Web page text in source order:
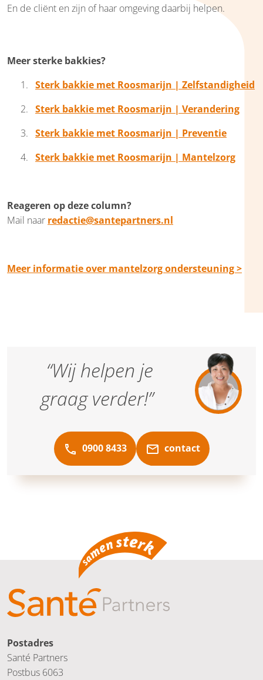
En de cliënt en zijn of haar omgeving daarbij helpen.
Meer sterke bakkies?
Sterk bakkie met Roosmarijn | Zelfstandigheid
Sterk bakkie met Roosmarijn | Verandering
Sterk bakkie met Roosmarijn | Preventie
Sterk bakkie met Roosmarijn | Mantelzorg
Reageren op deze column?
Mail naar redactie@santepartners.nl
Meer informatie over mantelzorg ondersteuning >
“Wij helpen je
graag verder!”
0900 8433 contact
Postadres
Santé Partners
Postbus 6063